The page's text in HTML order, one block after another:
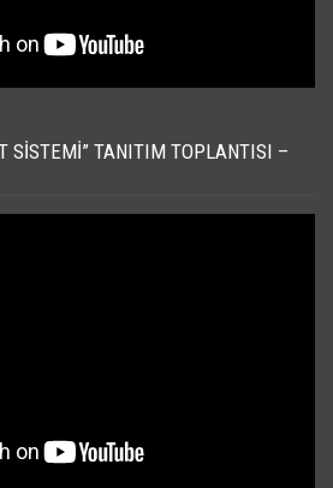
SISTEMI” TANITIM TOPLANTISI –